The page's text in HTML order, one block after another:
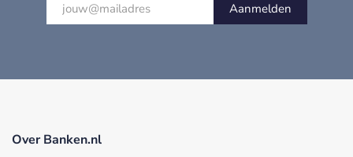
Aanmelden
Over Banken.nl